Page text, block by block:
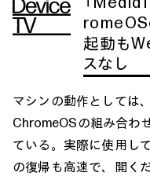
romeOS
起動も
スなし
マシンの動作としては
ChromeOSの組み合わ
ている。実際に使用し
の復帰も高速で、開く